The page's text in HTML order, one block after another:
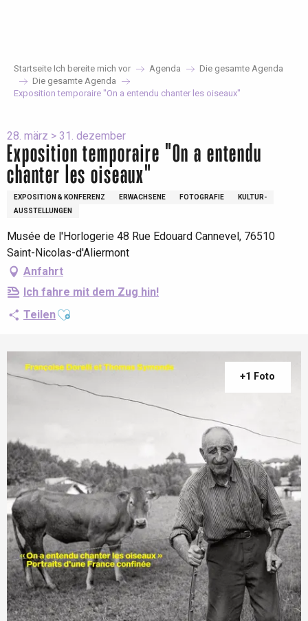
Startseite Ich bereite mich vor Agenda
Die gesamte Agenda
Die gesamte Agenda
Exposition temporaire "On a entendu chanter les oiseaux"
28. märz > 31. dezember
Exposition temporaire "On a entendu
chanter les oiseaux"
EXPOSITION & KONFERENZ ERWACHSENE FOTOGRAFIE
KULTUR-
AUSSTELLUNGEN
Musée de l'Horlogerie 48 Rue Edouard Cannevel, 76510
Saint-Nicolas-d'Aliermont
Anfahrt
Ich fahre mit dem Zug hin!
TeilenAjouter aux favoris
+1 Foto